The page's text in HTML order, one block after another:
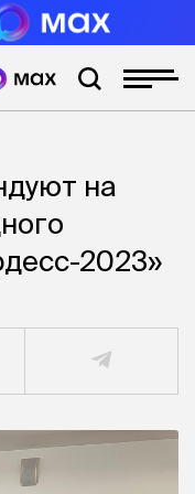
на
2023»